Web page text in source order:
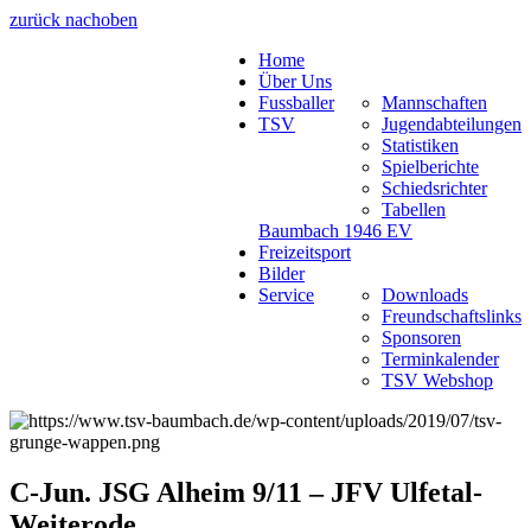
zurück nachoben
Home
Über Uns
Fussballer
Mannschaften
Jugendabteilungen
Statistiken
Spielberichte
Schiedsrichter
Tabellen
TSV
Baumbach 1946 EV
Freizeitsport
Bilder
Service
Downloads
Freundschaftslinks
Sponsoren
Terminkalender
TSV Webshop
C-Jun. JSG Alheim 9/11 – JFV Ulfetal-